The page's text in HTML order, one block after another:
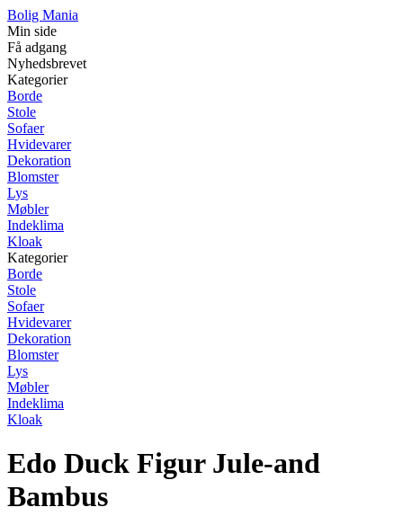
Bolig Mania
Min side
Få adgang
Nyhedsbrevet
Kategorier
Borde
Stole
Sofaer
Hvidevarer
Dekoration
Blomster
Lys
Møbler
Indeklima
Kloak
Kategorier
Borde
Stole
Sofaer
Hvidevarer
Dekoration
Blomster
Lys
Møbler
Indeklima
Kloak
Edo Duck Figur Jule-and
Bambus